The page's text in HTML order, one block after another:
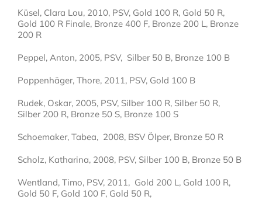
Küsel, Clara Lou, 2010, PSV, Gold 100 R, Gold 50 R,
Gold 100 R Finale, Bronze 400 F, Bronze 200 L, Bronze
200 R
Peppel, Anton, 2005, PSV, Silber 50 B, Bronze 100 B
Poppenhäger, Thore, 2011, PSV, Gold 100 B
Rudek, Oskar, 2005, PSV, Silber 100 R, Silber 50 R,
Silber 200 R, Bronze 50 S, Bronze 100 S
Schoemaker, Tabea, 2008, BSV Ölper, Bronze 50 R
Scholz, Katharina, 2008, PSV, Silber 100 B, Bronze 50 B
Wentland, Timo, PSV, 2011, Gold 200 L, Gold 100 R,
Gold 50 F, Gold 100 F, Gold 50 R,